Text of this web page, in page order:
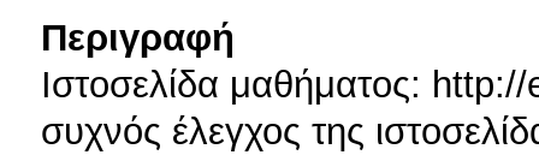
Περιγραφή
Ιστοσελίδα μαθήματος:
συχνός έλεγχος της